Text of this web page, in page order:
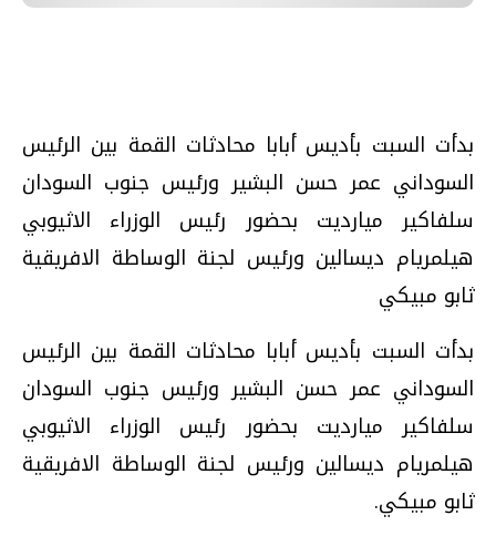
بدأت السبت بأديس أبابا محادثات القمة بين الرئيس
السوداني عمر حسن البشير ورئيس جنوب السودان
سلفاكير ميارديت بحضور رئيس الوزراء الاثيوبي
هيلمريام ديسالين ورئيس لجنة الوساطة الافريقية
ثابو مبيكي
بدأت السبت بأديس أبابا محادثات القمة بين الرئيس
السوداني عمر حسن البشير ورئيس جنوب السودان
سلفاكير ميارديت بحضور رئيس الوزراء الاثيوبي
هيلمريام ديسالين ورئيس لجنة الوساطة الافريقية
ثابو مبيكي.